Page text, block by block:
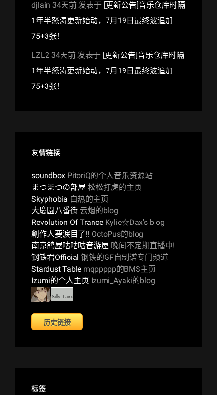
djlain 34天前 发表于 [更新公告]音乐仓库时隔
1年半怒涛更新始动，7月19日最终波追加
75+3张！
LZL2 34天前 发表于 [更新公告]音乐仓库时隔
1年半怒涛更新始动，7月19日最终波追加
75+3张！
友情链接
soundbox PitoriQ的个人音乐资源站
まつまつの部屋 松松打虎的主页
Skyphobia 白热的主页
大慶園八番街 云烟的blog
Revolution Of Trance Kylie☆Dax's blog
創作人要淚目了!! OctoPus的blog
南京鸽屋咕咕咕音游屋 晚间不定期直播中!
钢铁君Official 钢铁的GF自制谱专门频道
Stardust Table mqppppp的BMS主页
Izumi的个人主页 Izumi_Ayaki的blog
历史链接
标签